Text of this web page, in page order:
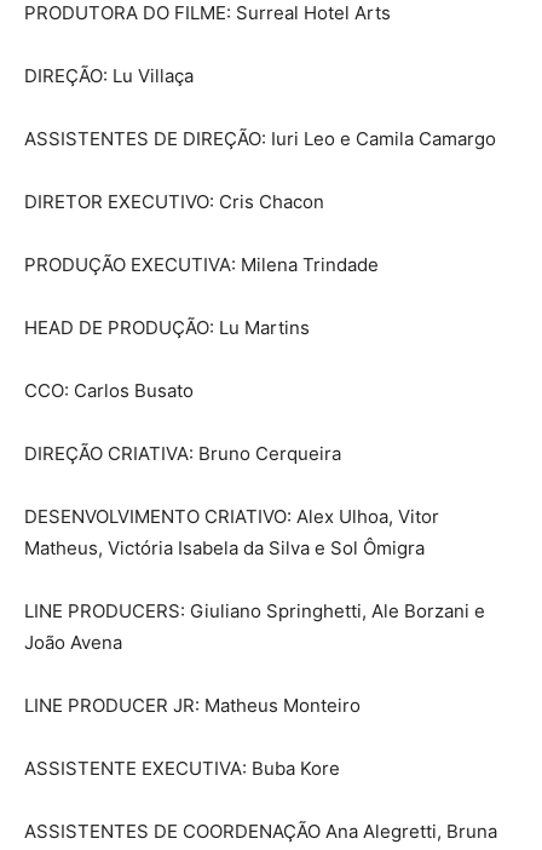
PRODUTORA DO FILME: Surreal Hotel Arts
DIREÇÃO: Lu Villaça
ASSISTENTES DE DIREÇÃO: Iuri Leo e Camila Camargo
DIRETOR EXECUTIVO: Cris Chacon
PRODUÇÃO EXECUTIVA: Milena Trindade
HEAD DE PRODUÇÃO: Lu Martins
CCO: Carlos Busato
DIREÇÃO CRIATIVA: Bruno Cerqueira
DESENVOLVIMENTO CRIATIVO: Alex Ulhoa, Vitor
Matheus, Victória Isabela da Silva e Sol Ômigra
LINE PRODUCERS: Giuliano Springhetti, Ale Borzani e
João Avena
LINE PRODUCER JR: Matheus Monteiro
ASSISTENTE EXECUTIVA: Buba Kore
ASSISTENTES DE COORDENAÇÃO Ana Alegretti, Bruna